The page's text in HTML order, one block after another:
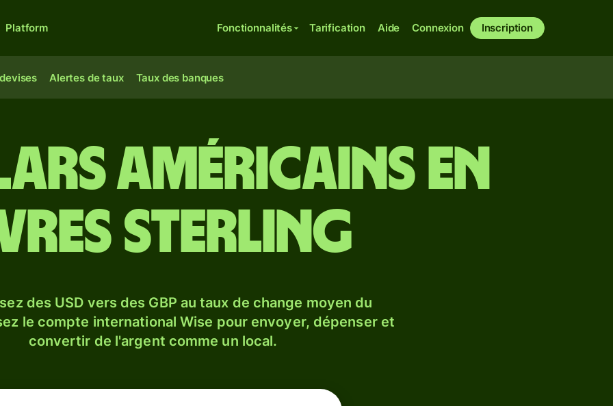
Platform Fonctionnalités Tarification Aide Connexion Inscription
Alertes de taux Taux des banques
américains en
sterling
des USD vers des GBP au taux de change moyen du
le compte international Wise pour envoyer, dépenser et
convertir de l'argent comme un local.